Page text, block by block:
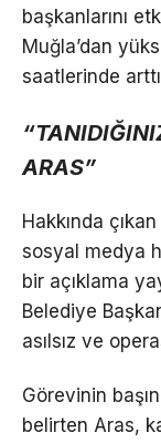
başkanlarını
Muğla’dan
saatlerinde
ARAS”
Hakkında
sosyal medya
bir açıklama
Belediye
asılsız ve
Görevinin
belirten Aras,